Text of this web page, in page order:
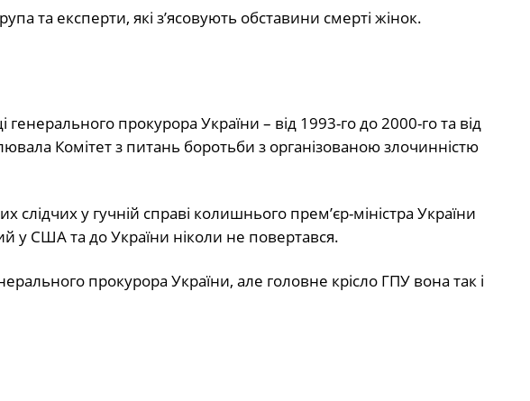
та експерти, які з’ясовують обставини смерті жінок.
генерального прокурора України – від 1993-го до 2000-го та від
Комітет з питань боротьби з організованою злочинністю
слідчих у гучній справі колишнього прем’єр-міністра України
у США та до України ніколи не повертався.
прокурора України, але головне крісло ГПУ вона так і